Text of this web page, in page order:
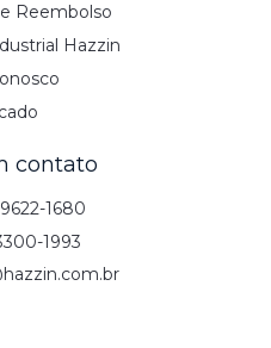
Reembolso
Hazzin
contato
1680
1993